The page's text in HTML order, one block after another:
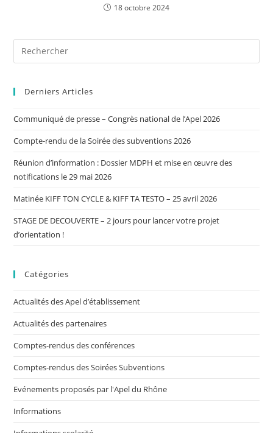
18 octobre 2024
Derniers Articles
Communiqué de presse – Congrès national de l’Apel 2026
Compte-rendu de la Soirée des subventions 2026
Réunion d’information : Dossier MDPH et mise en œuvre des
notifications le 29 mai 2026
Matinée KIFF TON CYCLE & KIFF TA TESTO – 25 avril 2026
STAGE DE DECOUVERTE – 2 jours pour lancer votre projet
d’orientation !
Catégories
Actualités des Apel d’établissement
Actualités des partenaires
Comptes-rendus des conférences
Comptes-rendus des Soirées Subventions
Evénements proposés par l'Apel du Rhône
Informations